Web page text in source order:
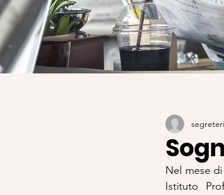
Nel mese
Istituto